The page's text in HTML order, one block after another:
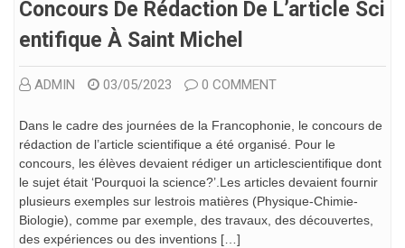
Concours De Rédaction De L’article Sci
Entifique À Saint Michel
ADMIN 03/05/2023 0 COMMENT
Dans le cadre des journées de la Francophonie, le concours de
rédaction de l’article scientifique a été organisé. Pour le
concours, les élèves devaient rédiger un articlescientifique dont
le sujet était ‘Pourquoi la science?’.Les articles devaient fournir
plusieurs exemples sur lestrois matières (Physique-Chimie-
Biologie), comme par exemple, des travaux, des découvertes,
des expériences ou des inventions […]